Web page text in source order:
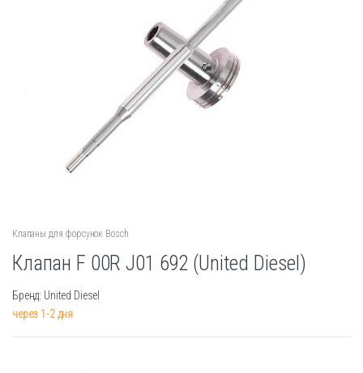
Клапаны для форсунок Bosch
Клапан F 00R J01 692 (United Diesel)
Бренд: United Diesel
через 1-2 дня